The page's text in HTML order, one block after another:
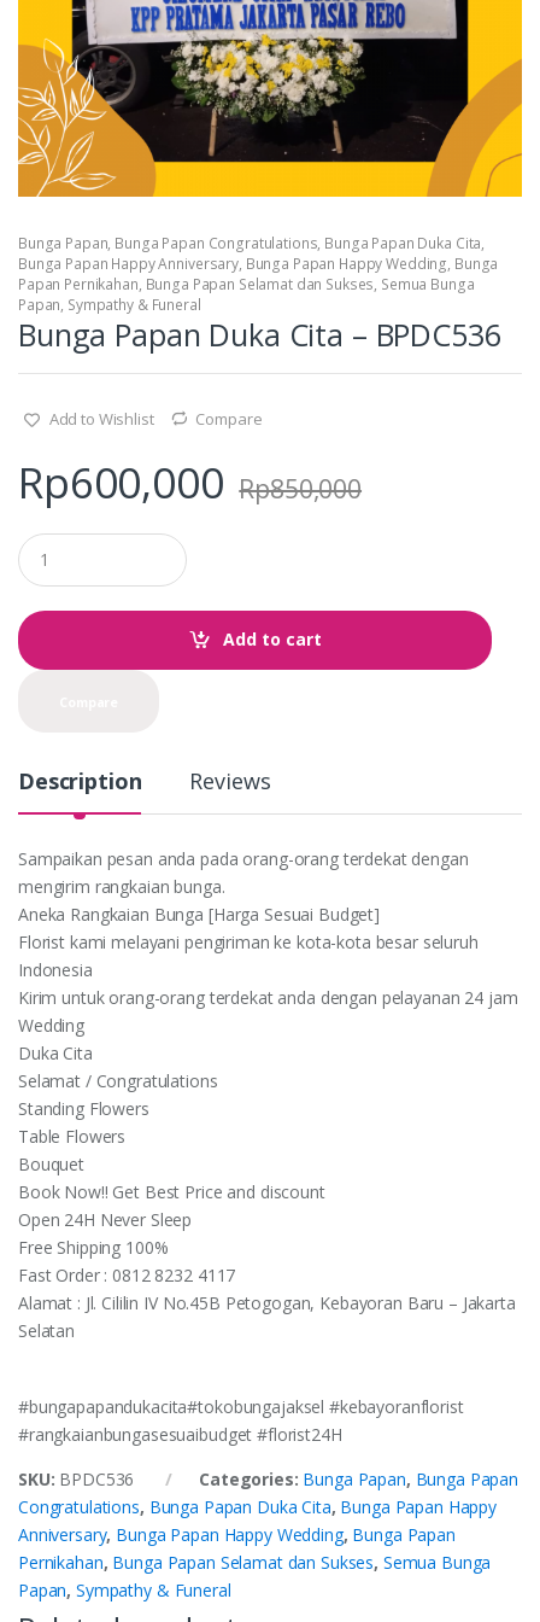
Bunga Papan, Bunga Papan Congratulations, Bunga Papan Duka Cita,
Bunga Papan Happy Anniversary, Bunga Papan Happy Wedding, Bunga
Papan Pernikahan, Bunga Papan Selamat dan Sukses, Semua Bunga
Papan, Sympathy & Funeral
Bunga Papan Duka Cita – BPDC536
Add to Wishlist Compare
Rp600,000 Rp850,000
Q
u
a
t
i
Add to cart
Description Reviews
Sampaikan pesan anda pada orang-orang terdekat dengan
mengirim rangkaian bunga.
Aneka Rangkaian Bunga [Harga Sesuai Budget]
Florist kami melayani pengiriman ke kota-kota besar seluruh
Indonesia
Kirim untuk orang-orang terdekat anda dengan pelayanan 24 jam
Wedding
Duka Cita
Selamat / Congratulations
Standing Flowers
Table Flowers
Bouquet
Book Now!! Get Best Price and discount
Open 24H Never Sleep
Free Shipping 100%
Fast Order : 0812 8232 4117
Alamat : Jl. Cililin IV No.45B Petogogan, Kebayoran Baru – Jakarta
Selatan
#bungapapandukacita#tokobungajaksel #kebayoranflorist
#rangkaianbungasesuaibudget #florist24H
SKU: BPDC536 Categories: Bunga Papan, Bunga Papan
Congratulations, Bunga Papan Duka Cita, Bunga Papan Happy
Anniversary, Bunga Papan Happy Wedding, Bunga Papan
Pernikahan, Bunga Papan Selamat dan Sukses, Semua Bunga
Papan,Sympathy & Funeral